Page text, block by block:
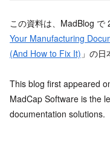
この資料は、MadBlog で
Your Manufacturing
(And How to Fix It) 」の日
This blog first appeared
MadCap Software is the
documentation solutions.